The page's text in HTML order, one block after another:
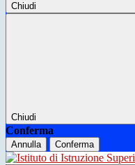
Chiudi
Chiudi
Conferma
Annulla Conferma